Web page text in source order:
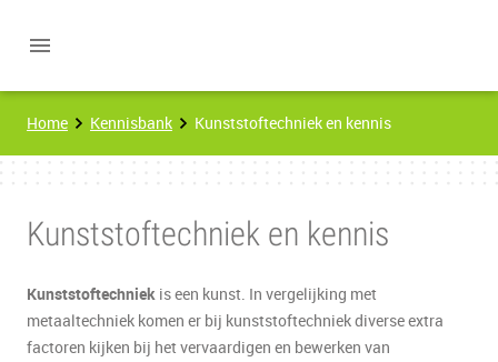
Home Kennisbank Kunststoftechniek en kennis
Kunststoftechniek en kennis
Kunststoftechniek is een kunst. In vergelijking met
metaaltechniek komen er bij kunststoftechniek diverse extra
factoren kijken bij het vervaardigen en bewerken van